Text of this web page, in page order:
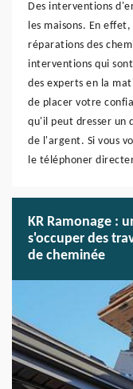
Des interventions
les maisons. En
réparations des
interventions qui
des experts en la
de placer votre
qu'il peut dresser un
de l'argent. Si vous
le téléphoner
KR Ramonage :
s'occuper des
de cheminée